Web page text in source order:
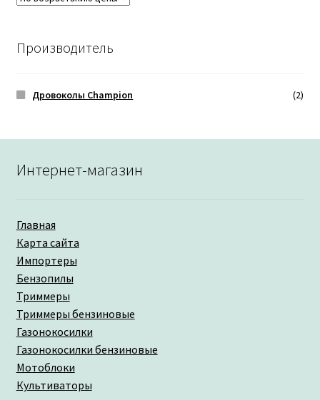
Производитель
Дровоколы Champion (2)
Интернет-магазин
Главная
Карта сайта
Импортеры
Бензопилы
Триммеры
Триммеры бензиновые
Газонокосилки
Газонокосилки бензиновые
Мотоблоки
Культиваторы